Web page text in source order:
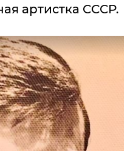
артистка СССР.